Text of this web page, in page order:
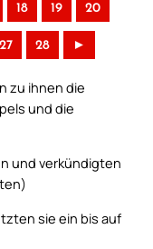
18 19 20
27 28 ►
zu ihnen die
und die
und verkündigten
sie ein bis auf